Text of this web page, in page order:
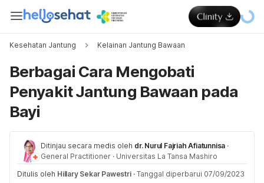
Kesehatan Jantung Kelainan Jantung Bawaan
Berbagai Cara Mengobati
Penyakit Jantung Bawaan pada
Bayi
Ditinjau secara medis oleh dr. Nurul Fajriah Afiatunnisa ·
General Practitioner · Universitas La Tansa Mashiro
Ditulis oleh Hillary Sekar Pawestri · Tanggal diperbarui 07/09/2023